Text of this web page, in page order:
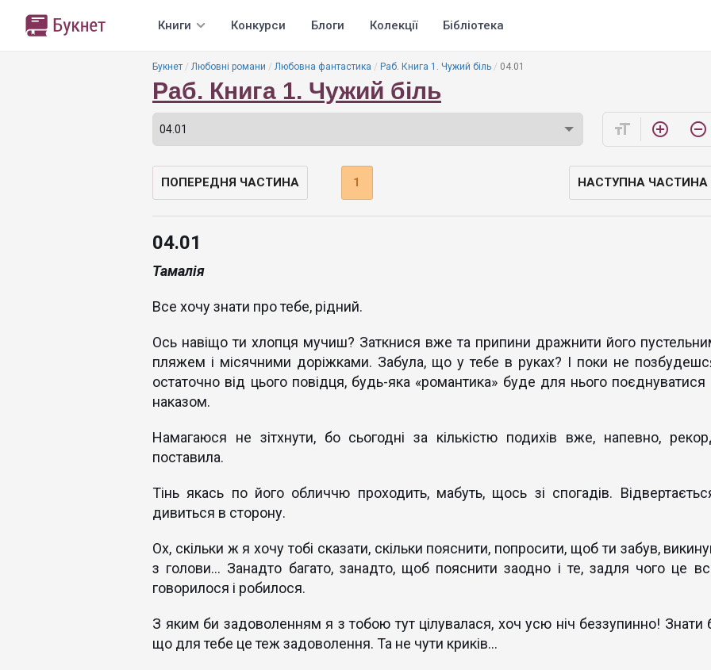
Книги Конкурси Блоги Колекції Бібліотека
Букнет Любовні романи Любовна фантастика Раб. Книга 1. Чужий біль 04.01
Раб. Книга 1. Чужий біль
format_size add_circle_outline remove_circle_outline
ПОПЕРЕДНЯ ЧАСТИНА 1 НАСТУПНА ЧАСТИНА
04.01
Тамалія
Все хочу знати про тебе, рідний.
Ось навіщо ти хлопця мучиш? Заткнися вже та припини дражнити його
пляжем і місячними доріжками. Забула, що у тебе в руках? І поки не
остаточно від цього повідця, будь-яка «романтика» буде для нього поєднуватися
наказом.
Намагаюся не зітхнути, бо сьогодні за кількістю подихів вже, напевно,
поставила.
Тінь якась по його обличчю проходить, мабуть, щось зі спогадів.
дивиться в сторону.
Ох, скільки ж я хочу тобі сказати, скільки пояснити, попросити, щоб ти забув,
з голови... Занадто багато, занадто, щоб пояснити заодно і те, задля чого це
говорилося і робилося.
З яким би задоволенням я з тобою тут цілувалася, хоч усю ніч беззупинно! Знати
що для тебе це теж задоволення. Та не чути криків...